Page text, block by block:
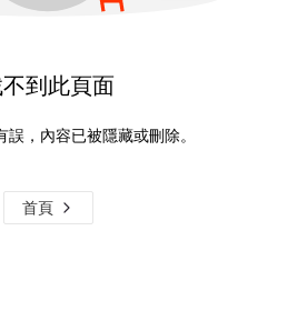
到此頁面
，內容已被隱藏或刪除。
首頁